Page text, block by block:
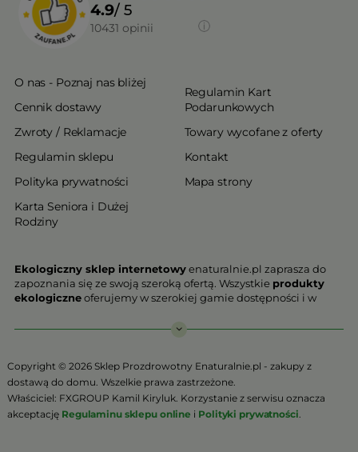
4.9/ 5
10431 opinii
O nas - Poznaj nas bliżej
Cennik dostawy
Zwroty / Reklamacje
Regulamin sklepu
Polityka prywatności
Karta Seniora i Dużej
Rodziny
Regulamin Kart
Podarunkowych
Towary wycofane z oferty
Kontakt
Mapa strony
Ekologiczny sklep internetowyenaturalnie.pl zaprasza do
zapoznania się ze swoją szeroką ofertą. Wszystkie produkty
ekologiczneoferujemy w szerokiej gamie dostępności i w
ekologiczne charakteryzują się najwyższą jakością.
Państwu prezentujemy stawia na jakość i bezpieczeństwo
odżywiania. Jeśli chcesz zadbać o swoją zdrową przyszłość już
teraz, niezbędna jest Ci zdrowa żywność.
Copyright © 2026 Sklep Prozdrowotny Enaturalnie.pl - zakupy z
dostawą do domu. Wszelkie prawa zastrzeżone.
Właściciel: FXGROUP Kamil Kiryluk. Korzystanie z serwisu oznacza
akceptację Regulaminu sklepu online i Polityki prywatności